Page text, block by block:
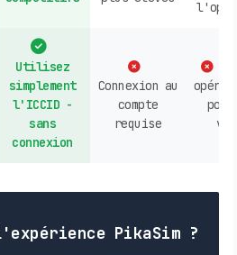
Utilisez
simplement
l'ICCID -
sans
connexion
Connexion au
compte
requise
PikaSim ?